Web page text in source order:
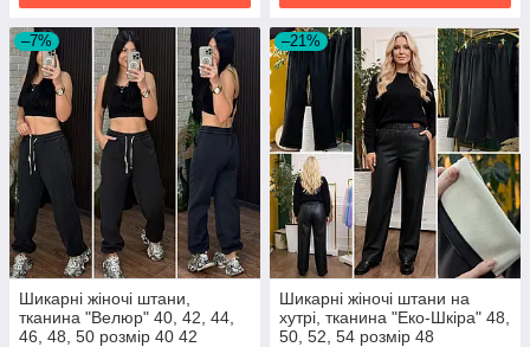
–7%
Шикарні жіночі штани,
тканина "Велюр" 40, 42, 44,
46, 48, 50 розмір 40 42
–21%
Шикарні жіночі штани на
хутрі, тканина "Еко-Шкіра" 48,
50, 52, 54 розмір 48